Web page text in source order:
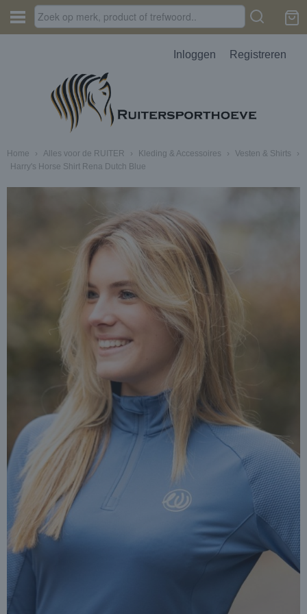
Inloggen Registreren
Home › Alles voor de RUITER › Kleding & Accessoires › Vesten & Shirts
›
Harry's Horse Shirt Rena Dutch Blue